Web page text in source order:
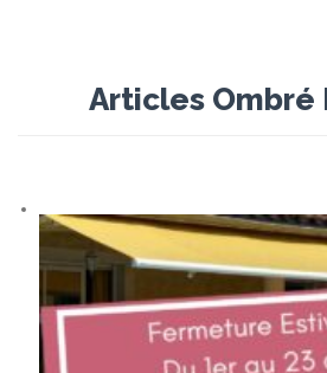
Articles Ombré